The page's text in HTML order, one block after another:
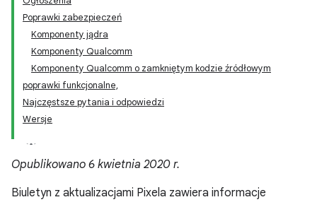
Poprawki zabezpieczeń
Komponenty jądra
Komponenty Qualcomm
Komponenty Qualcomm o zamkniętym kodzie źródłowym
poprawki funkcjonalne,
Najczęstsze pytania i odpowiedzi
Wersje
Opublikowano 6 kwietnia 2020 r.
Biuletyn z aktualizacjami Pixela zawiera informacje